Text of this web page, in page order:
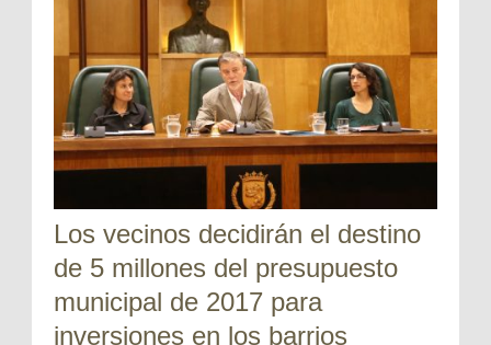
Los vecinos decidirán el destino
de 5 millones del presupuesto
municipal de 2017 para
inversiones en los barrios